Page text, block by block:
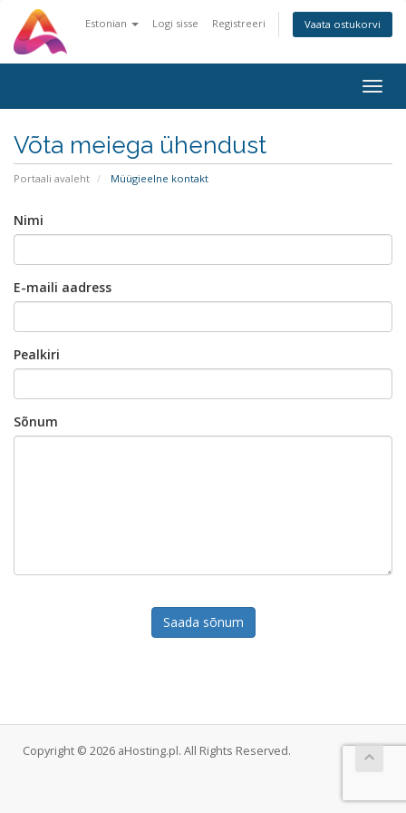
Estonian Logi sisse Registreeri Vaata ostukorvi
Võta meiega ühendust
Portaali avaleht Müügieelne kontakt
Nimi
E-maili aadress
Pealkiri
Sõnum
Saada sõnum
Copyright © 2026 aHosting.pl. All Rights Reserved.